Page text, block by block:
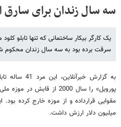
سه سال زندان برای سارق
یک کارگر بیکار ساختمانی که تنها تابلو
سرقت برده بود به سه سال زندان محکوم
به گزارش
پورویل» را سال 2000 از
مقوایی قرارداده و از موزه خارج کرده
میلیون دلار ارزش داشت.